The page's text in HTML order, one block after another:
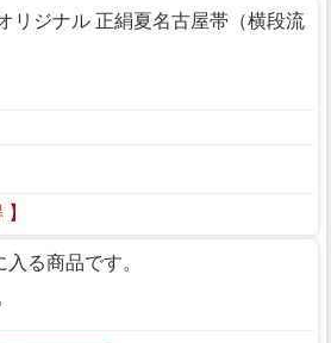
リジナル 正絹夏名古屋帯（横段流
る商品です。